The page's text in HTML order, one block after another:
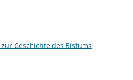
Geschichte des Bistums